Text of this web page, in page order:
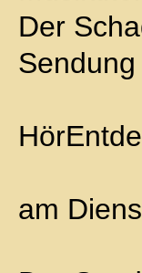
Der
Sendung
am